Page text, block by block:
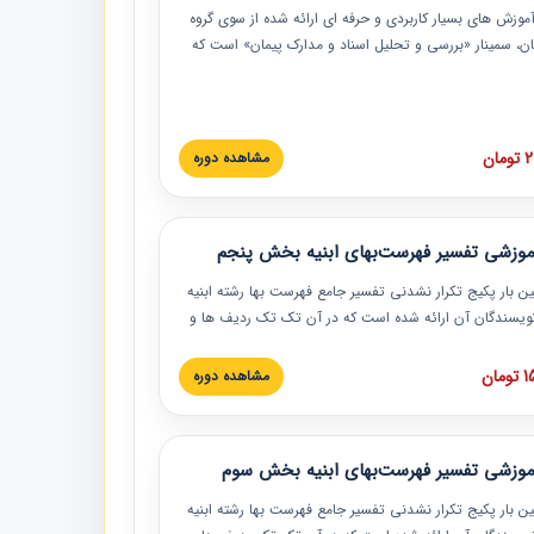
های بسیار کاربردی و حرفه‏ ای ارائه شده از سوی گروه
سمینار «بررسی و تحلیل اسناد و مدارک پیمان» است که
این خصوص ارائه شده است.
مشاهده دوره
تفسیر فهرست‌بهای ابنیه بخش پنجم
بار پکیج تکرار نشدنی تفسیر جامع فهرست بها رشته ابنیه
نویسندگان آن ارائه شده است که در آن تک تک ردیف ها و
و به همراه تصاویر عملیات اجرایی مرتبط با ردیف های
بها ارائه شده است. این دوره با کلام مهندس
مدیر پروژه مهندسی مشاور در امر بازنگری فهرست
حال فعالیت هستند حتما توصیه می کنیم از مطالب این
نمایند.
مشاهده دوره
تفسیر فهرست‌بهای ابنیه بخش سوم
بار پکیج تکرار نشدنی تفسیر جامع فهرست بها رشته ابنیه